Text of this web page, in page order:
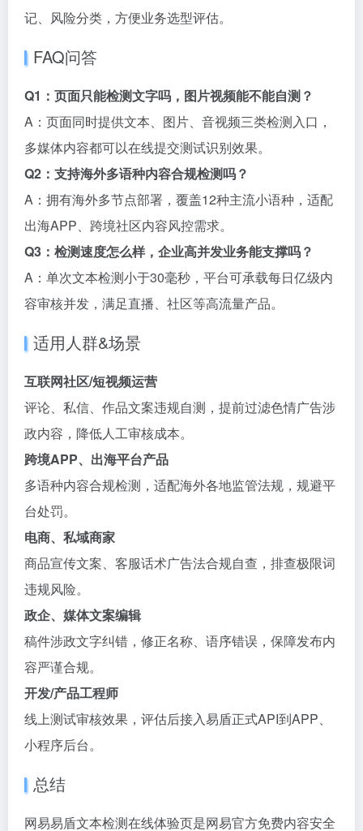
记、风险分类，方便业务选型评估。
FAQ问答
Q1：页面只能检测文字吗，图片视频能不能自测？
A：页面同时提供文本、图片、音视频三类检测入口，
多媒体内容都可以在线提交测试识别效果。
Q2：支持海外多语种内容合规检测吗？
A：拥有海外多节点部署，覆盖12种主流小语种，适配
出海APP、跨境社区内容风控需求。
Q3：检测速度怎么样，企业高并发业务能支撑吗？
A：单次文本检测小于30毫秒，平台可承载每日亿级内
容审核并发，满足直播、社区等高流量产品。
适用人群&场景
互联网社区/短视频运营
评论、私信、作品文案违规自测，提前过滤色情广告涉
政内容，降低人工审核成本。
跨境APP、出海平台产品
多语种内容合规检测，适配海外各地监管法规，规避平
台处罚。
电商、私域商家
商品宣传文案、客服话术广告法合规自查，排查极限词
违规风险。
政企、媒体文案编辑
稿件涉政文字纠错，修正名称、语序错误，保障发布内
容严谨合规。
开发/产品工程师
线上测试审核效果，评估后接入易盾正式API到APP、
小程序后台。
总结
网易易盾文本检测在线体验页是网易官方免费内容安全